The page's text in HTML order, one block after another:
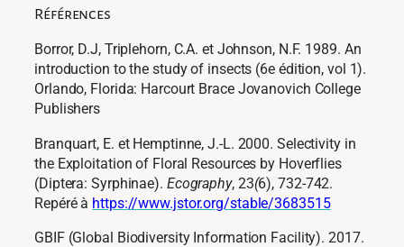
Références
Borror, D.J, Triplehorn, C.A. et Johnson, N.F. 1989. An
introduction to the study of insects (6e édition, vol 1).
Orlando, Florida: Harcourt Brace Jovanovich College
Publishers
Branquart, E. et Hemptinne, J.-L. 2000. Selectivity in
the Exploitation of Floral Resources by Hoverflies
(Diptera: Syrphinae). Ecography, 23(6), 732‑742.
Repéré à https://www.jstor.org/stable/3683515
GBIF (Global Biodiversity Information Facility). 2017.